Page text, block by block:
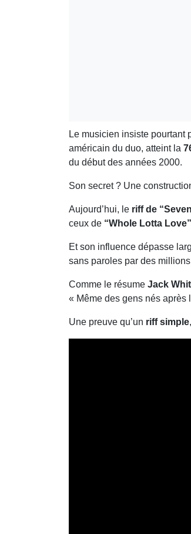
Le musicien insiste pourtant
américain du duo, atteint la
du début des années 2000.
Son secret ? Une
Aujourd’hui, le riff de
ceux de “Whole Lotta Love”
Et son influence dépasse
sans paroles par des
Comme le résume Jack
« Même des gens nés après
Une preuve qu’un riff simple